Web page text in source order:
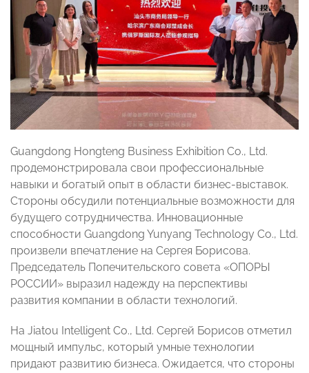
Guangdong Hongteng Business Exhibition Co., Ltd.
продемонстрировала свои профессиональные
навыки и богатый опыт в области бизнес-выставок.
Стороны обсудили потенциальные возможности для
будущего сотрудничества. Инновационные
способности Guangdong Yunyang Technology Co., Ltd.
произвели впечатление на Сергея Борисова.
Председатель Попечительского совета «ОПОРЫ
РОССИИ» выразил надежду на перспективы
развития компании в области технологий.
На Jiatou Intelligent Co., Ltd. Сергей Борисов отметил
мощный импульс, который умные технологии
придают развитию бизнеса. Ожидается, что стороны